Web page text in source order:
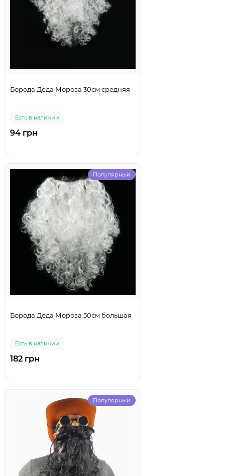
Борода Деда Мороза 30см средняя
Есть в наличии
94 грн
Популярный
Борода Деда Мороза 50см большая
Есть в наличии
182 грн
Популярный